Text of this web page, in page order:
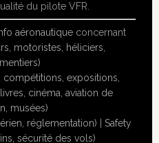
du pilote VFR.
aéronautiqueconcernant
motoristes, héliciers,
compétitions, expositions,
cinéma, aviation de
musées)
réglementation) |Safety
sécurité des vols)